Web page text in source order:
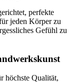
perfekte
jeden Körper zu
Gefühl zu
höchste Qualität,